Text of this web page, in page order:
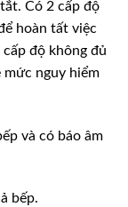
Có 2 cấp độ
hoàn tất việc
cấp độ không đủ
mức nguy hiểm
và có báo âm
bếp.